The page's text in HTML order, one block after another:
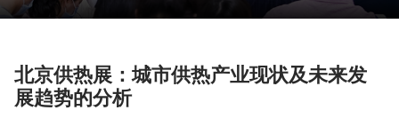
北京供热展：城市供热产业现状及未来发
展趋势的分析